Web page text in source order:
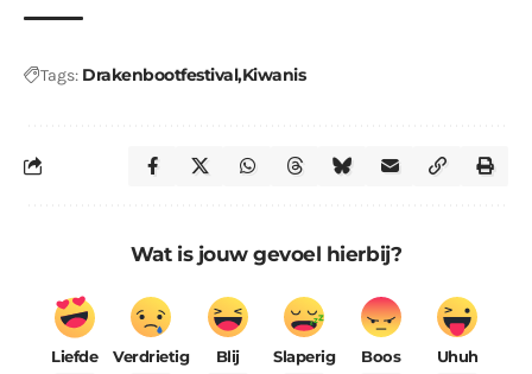
Tags: DrakenbootfestivalKiwanis
Wat is jouw gevoel hierbij?
Liefde Verdrietig Blij Slaperig Boos Uhuh